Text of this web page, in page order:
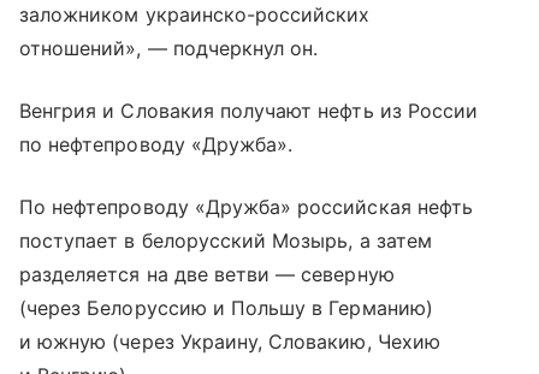
заложником украинско-российских
отношений», — подчеркнул он.
Венгрия и Словакия получают нефть из России
по нефтепроводу «Дружба».
По нефтепроводу «Дружба» российская нефть
поступает в белорусский Мозырь, а затем
разделяется на две ветви — северную
(через Белоруссию и Польшу в Германию)
и южную (через Украину, Словакию, Чехию